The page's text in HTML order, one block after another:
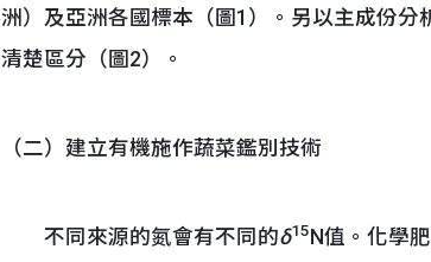
洲）及亞洲各國標本（圖1）。另以主成份
清楚區分（圖2）。
（二）建立有機施作蔬菜鑑別技術
不同來源的氮會有不同的δ15N值。化學